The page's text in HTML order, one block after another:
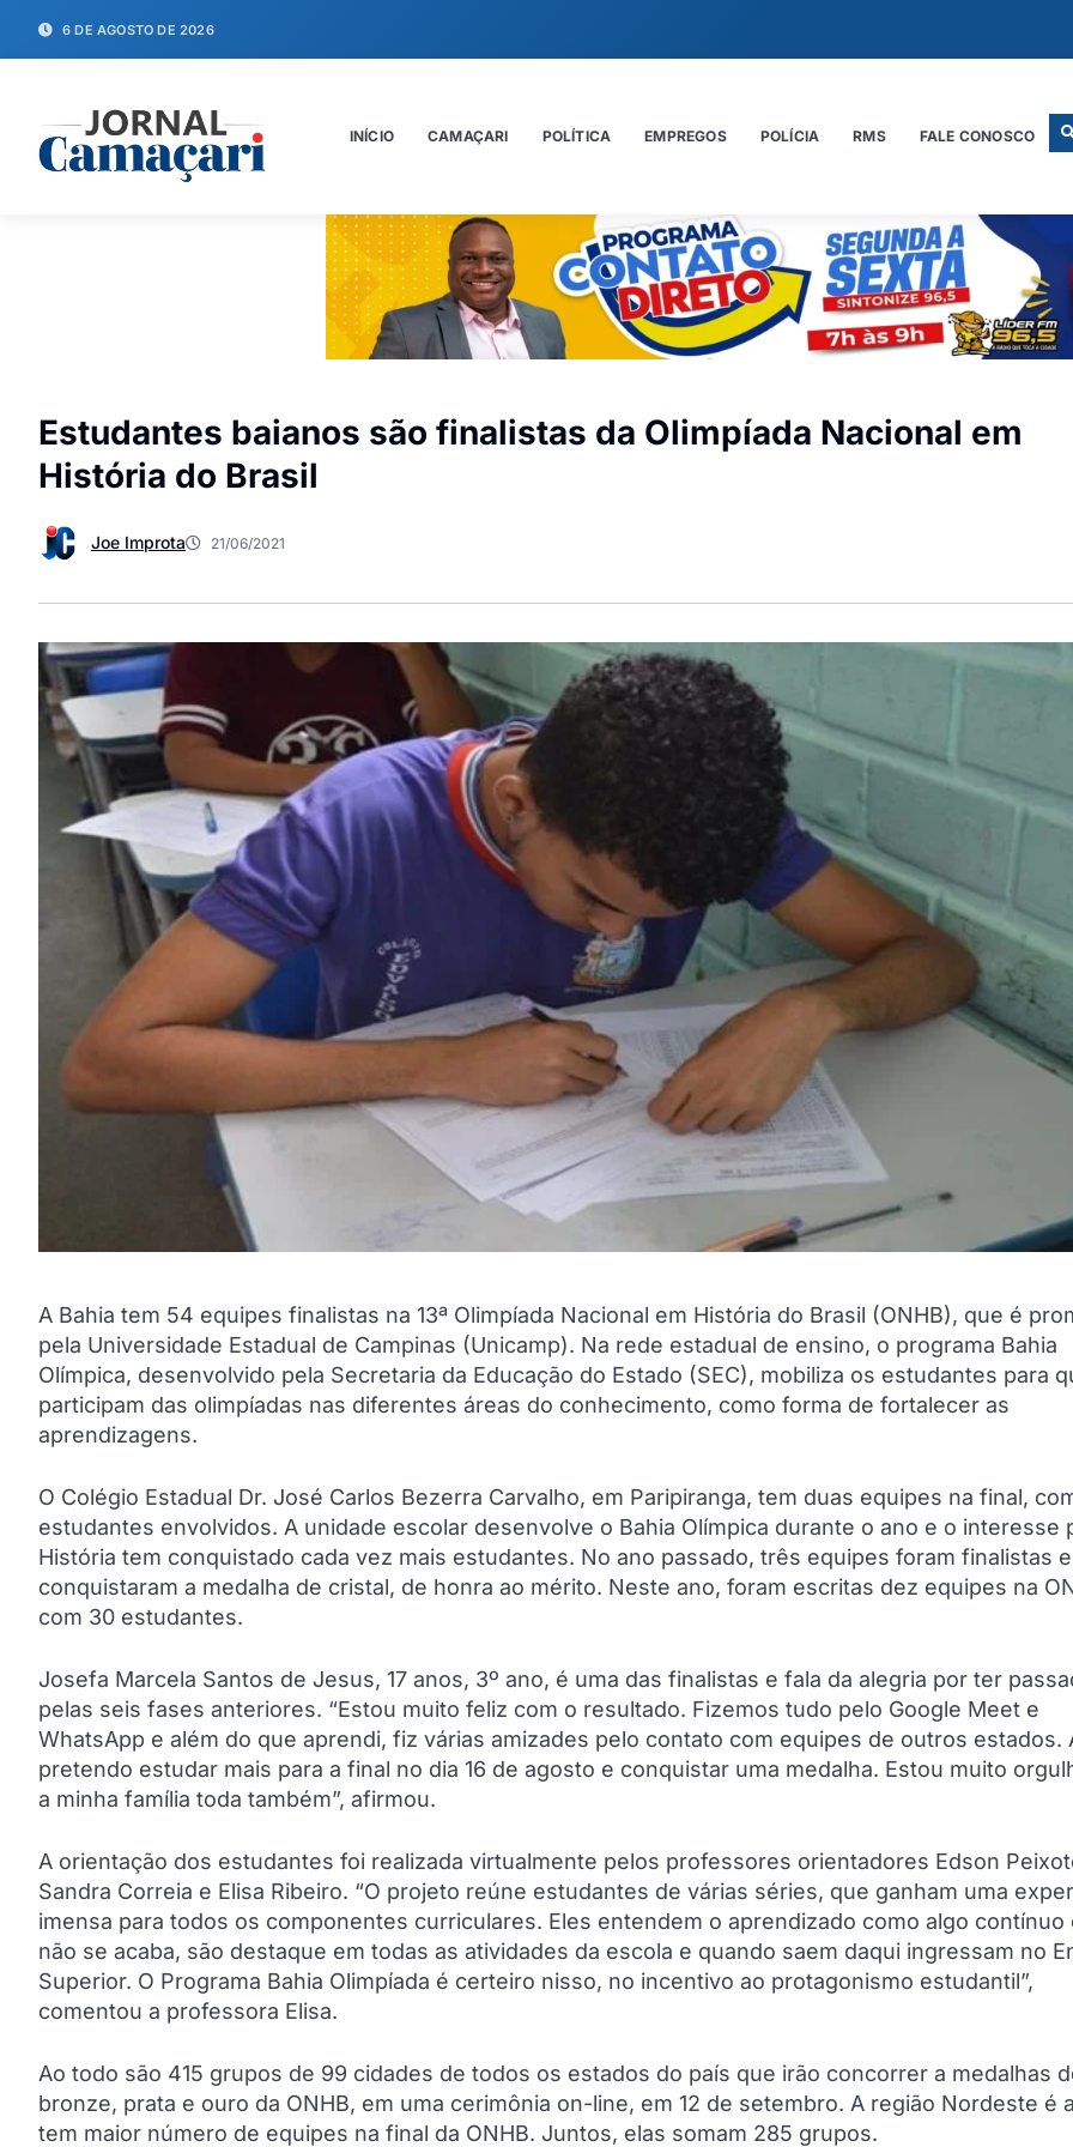
6 DE AGOSTO DE 2026
INÍCIO CAMAÇARI POLÍTICA EMPREGOS POLÍCIA RMS FALE CONOSCO
Estudantes baianos são finalistas da Olimpíada Nacional em
História do Brasil
Joe Improta 21/06/2021
A Bahia tem 54 equipes finalistas na 13ª Olimpíada Nacional em História do Brasil (ONHB), que é
pela Universidade Estadual de Campinas (Unicamp). Na rede estadual de ensino, o programa Bahia
Olímpica, desenvolvido pela Secretaria da Educação do Estado (SEC), mobiliza os estudantes para
participam das olimpíadas nas diferentes áreas do conhecimento, como forma de fortalecer as
aprendizagens.
O Colégio Estadual Dr. José Carlos Bezerra Carvalho, em Paripiranga, tem duas equipes na final,
estudantes envolvidos. A unidade escolar desenvolve o Bahia Olímpica durante o ano e o interesse
História tem conquistado cada vez mais estudantes. No ano passado, três equipes foram finalistas e
conquistaram a medalha de cristal, de honra ao mérito. Neste ano, foram escritas dez equipes na
com 30 estudantes.
Josefa Marcela Santos de Jesus, 17 anos, 3º ano, é uma das finalistas e fala da alegria por ter
pelas seis fases anteriores. “Estou muito feliz com o resultado. Fizemos tudo pelo Google Meet e
WhatsApp e além do que aprendi, fiz várias amizades pelo contato com equipes de outros estados.
pretendo estudar mais para a final no dia 16 de agosto e conquistar uma medalha. Estou muito
a minha família toda também”, afirmou.
A orientação dos estudantes foi realizada virtualmente pelos professores orientadores Edson
Sandra Correia e Elisa Ribeiro. “O projeto reúne estudantes de várias séries, que ganham uma
imensa para todos os componentes curriculares. Eles entendem o aprendizado como algo contínuo
não se acaba, são destaque em todas as atividades da escola e quando saem daqui ingressam no
Superior. O Programa Bahia Olimpíada é certeiro nisso, no incentivo ao protagonismo estudantil”,
comentou a professora Elisa.
Ao todo são 415 grupos de 99 cidades de todos os estados do país que irão concorrer a medalhas
bronze, prata e ouro da ONHB, em uma cerimônia on-line, em 12 de setembro. A região Nordeste é
tem maior número de equipes na final da ONHB. Juntos, elas somam 285 grupos.